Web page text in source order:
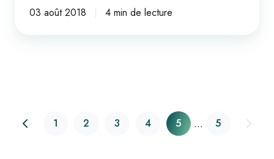
03 août 2018 4 min de lecture
1 2 3 4 5 ... 5